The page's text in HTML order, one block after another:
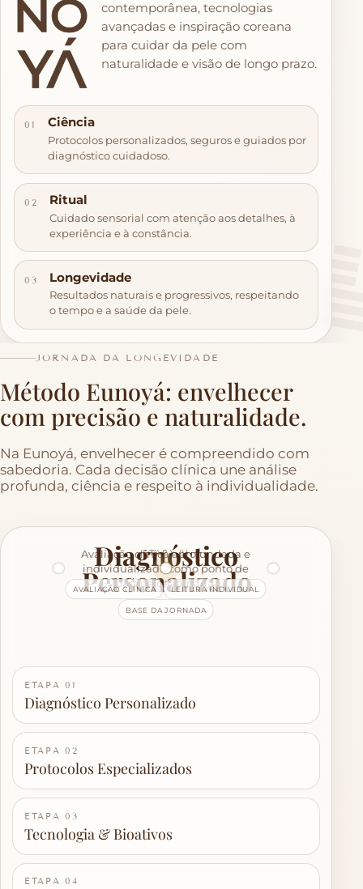
contemporânea, tecnologias
avançadas e inspiração coreana
para cuidar da pele com
naturalidade e visão de longo prazo.
01 Ciência
Protocolos personalizados, seguros e guiados por
diagnóstico cuidadoso.
02 Ritual
Cuidado sensorial com atenção aos detalhes, à
experiência e à constância.
03 Longevidade
Resultados naturais e progressivos, respeitando
o tempo e a saúde da pele.
JORNADA DA LONGEVIDADE
Método Eunoyá: envelhecer
com precisão e naturalidade.
Na Eunoyá, envelhecer é compreendido com
sabedoria. Cada decisão clínica une análise
profunda, ciência e respeito à individualidade.
ETAPA 01
Diagnóstico
Personalizado
Avaliação clínica aprofundada e
individualizada como ponto de
partida da jornada.
AVALIAÇÃO CLÍNICA LEITURA INDIVIDUAL
BASE DA JORNADA
ETAPA 01
Diagnóstico Personalizado
ETAPA 02
Protocolos Especializados
ETAPA 03
Tecnologia & Bioativos
ETAPA 04